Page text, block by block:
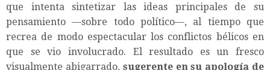
que intenta sintetizar las ideas principales de su
pensamiento —sobre todo político—, al tiempo que
recrea de modo espectacular los conflictos bélicos en
que se vio involucrado. El resultado es un fresco
visualmente abigarrado, sugerente en su apología de